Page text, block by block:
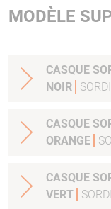
MODÈLE
CASQUE
NOIR
CASQUE
ORANGE
CASQUE
VERT